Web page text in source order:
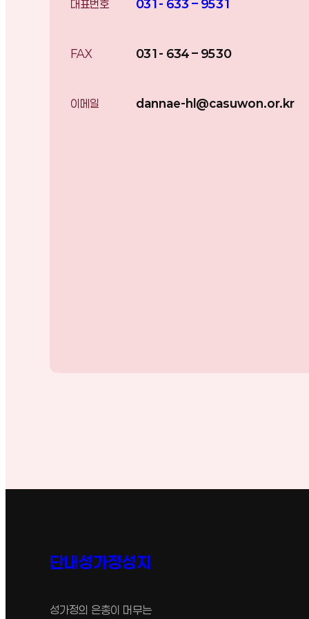
대표번호 031- 633 – 9531
FAX 031- 634 – 9530
이메일 dannae-hl@casuwon.or.kr
단내성가정성지
성가정의 은총이 머무는